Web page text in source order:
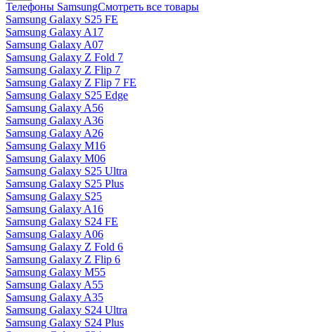
Телефоны SamsungСмотреть все товары
Samsung Galaxy S25 FE
Samsung Galaxy A17
Samsung Galaxy A07
Samsung Galaxy Z Fold 7
Samsung Galaxy Z Flip 7
Samsung Galaxy Z Flip 7 FE
Samsung Galaxy S25 Edge
Samsung Galaxy A56
Samsung Galaxy A36
Samsung Galaxy A26
Samsung Galaxy M16
Samsung Galaxy M06
Samsung Galaxy S25 Ultra
Samsung Galaxy S25 Plus
Samsung Galaxy S25
Samsung Galaxy A16
Samsung Galaxy S24 FE
Samsung Galaxy A06
Samsung Galaxy Z Fold 6
Samsung Galaxy Z Flip 6
Samsung Galaxy M55
Samsung Galaxy A55
Samsung Galaxy A35
Samsung Galaxy S24 Ultra
Samsung Galaxy S24 Plus